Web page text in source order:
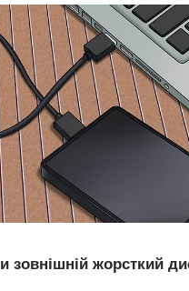
зовнішній жорсткий